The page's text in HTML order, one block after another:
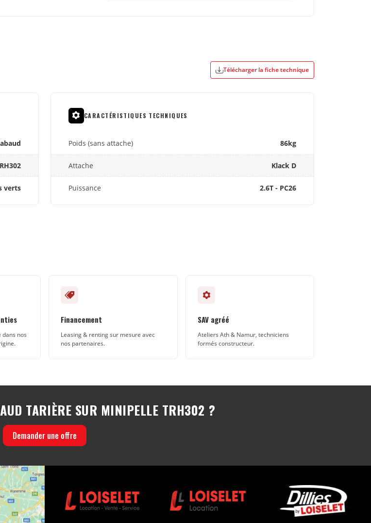
Télécharger la fiche technique
verts
CARACTÉRISTIQUES TECHNIQUES
Poids (sans attache) 86kg
Attache Klack D
Puissance 2.6T - PC26
dans nos
Financement
Leasing & renting sur mesure avec
nos partenaires.
SAV agréé
Ateliers Ath & Namur, techniciens
formés constructeur.
TARIÈRE SUR MINIPELLE TRH302 ?
Demander une offre